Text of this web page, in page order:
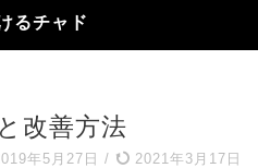
るチャド
改善方法
年5月27日 / 2021年3月17日